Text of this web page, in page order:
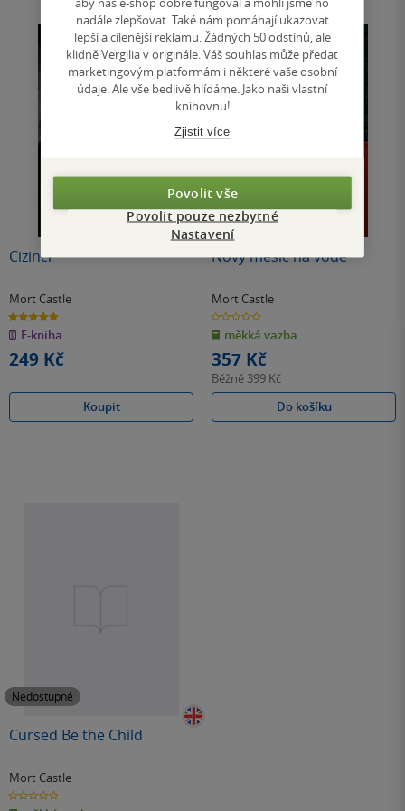
Cizinci
Mort Castle
4.8
z
5
hvězdiček
E-kniha
249 Kč
Koupit
Nový měsíc na vodě
Mort Castle
0.0
z
5
hvězdiček
měkká vazba
357 Kč
Běžně 399 Kč
Do košíku
Nedostupné
Cursed Be the Child
Mort Castle
0.0
z
nadále zlepšovat. Také nám pomáhají ukazovat
lepší a cílenější reklamu. Žádných 50 odstínů, ale
klidně Vergilia v originále. Váš souhlas může předat
marketingovým platformám i některé vaše osobní
údaje. Ale vše bedlivě hlídáme. Jako naši vlastní
knihovnu!
Zjistit více
Povolit vše
Povolit pouze nezbytné
Nastavení